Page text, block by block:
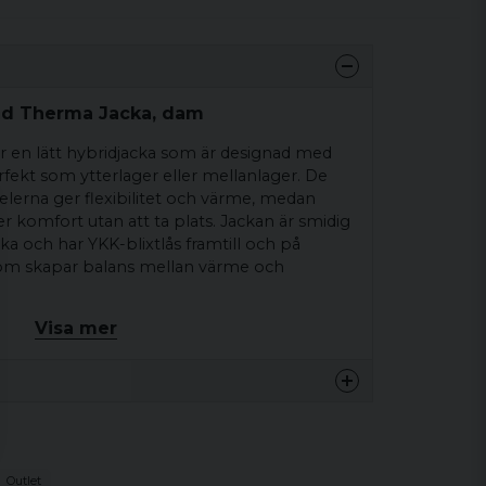
Therma Jacka, dam
en lätt hybridjacka som är designad med
som ytterlager eller mellanlager. De
ger flexibilitet och värme, medan
komfort utan att ta plats. Jackan är smidig
och har YKK-blixtlås framtill och på
skapar balans mellan värme och
Visa mer
Outlet